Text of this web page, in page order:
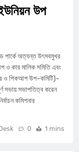
উপ
পার্কে অত্যন্ত উৎসবমুখর
ও কার মালিক সমিতি এবং
ও পিকআপ উপ-কমিটি)-
সভায় সভাপতিত্ব করেন
কমিশনার
0 1 mins